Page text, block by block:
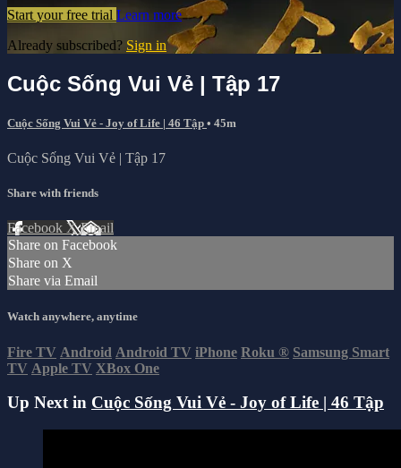
Start your free trial Learn more
Already subscribed? Sign in
Cuộc Sống Vui Vẻ | Tập 17
Cuộc Sống Vui Vẻ - Joy of Life | 46 Tập • 45m
Cuộc Sống Vui Vẻ | Tập 17
Share with friends
Facebook XEmail
Share on Facebook
Share on X
Share via Email
Watch anywhere, anytime
Fire TV Android Android TV iPhone Roku ® Samsung Smart
TV Apple TV XBox One
Up Next in Cuộc Sống Vui Vẻ - Joy of Life | 46 Tập